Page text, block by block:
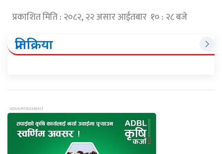
प्रकाशित मिति : २०८२, २२ असार आईतबार १० : २८ बजे
प्रतिक्रिया